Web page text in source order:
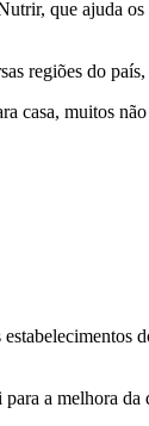
que ajuda
regiões do
casa, muitos
a melhora